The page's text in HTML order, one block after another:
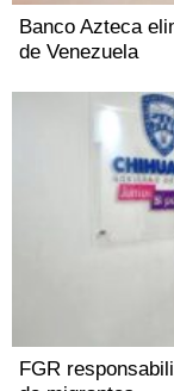
Banco Azteca
de Venezuela
FGR